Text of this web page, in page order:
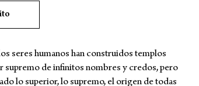
seres humanos han construidos templos
supremo de infinitos nombres y credos, pero
lo superior, lo supremo, el origen de todas